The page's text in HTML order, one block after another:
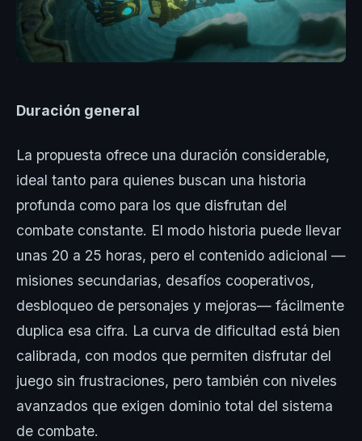
Duración general
La propuesta ofrece una duración considerable,
ideal tanto para quienes buscan una historia
profunda como para los que disfrutan del
combate constante. El modo historia puede llevar
unas 20 a 25 horas, pero el contenido adicional —
misiones secundarias, desafíos cooperativos,
desbloqueo de personajes y mejoras— fácilmente
duplica esa cifra. La curva de dificultad está bien
calibrada, con modos que permiten disfrutar del
juego sin frustraciones, pero también con niveles
avanzados que exigen dominio total del sistema
de combate.